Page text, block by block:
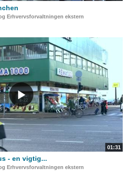
Erhvervsforvaltningen ekstern
01:31
- en vigtig...
Erhvervsforvaltningen ekstern